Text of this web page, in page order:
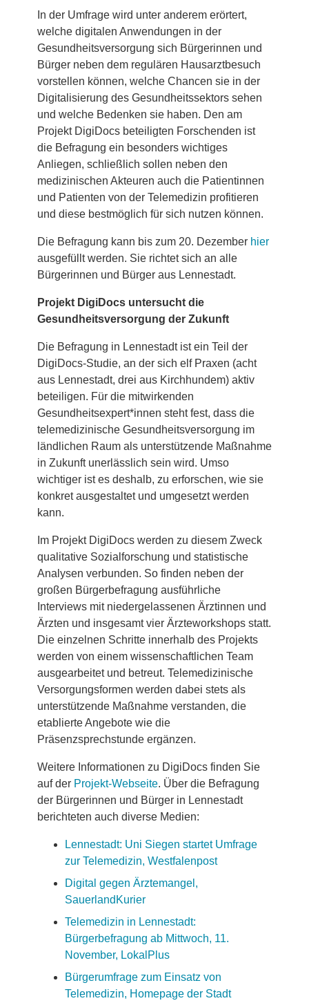
In der Umfrage wird unter anderem erörtert,
welche digitalen Anwendungen in der
Gesundheitsversorgung sich Bürgerinnen und
Bürger neben dem regulären Hausarztbesuch
vorstellen können, welche Chancen sie in der
Digitalisierung des Gesundheitssektors sehen
und welche Bedenken sie haben. Den am
Projekt DigiDocs beteiligten Forschenden ist
die Befragung ein besonders wichtiges
Anliegen, schließlich sollen neben den
medizinischen Akteuren auch die Patientinnen
und Patienten von der Telemedizin profitieren
und diese bestmöglich für sich nutzen können.
Die Befragung kann bis zum 20. Dezember hier
ausgefüllt werden. Sie richtet sich an alle
Bürgerinnen und Bürger aus Lennestadt.
Projekt DigiDocs untersucht die
Gesundheitsversorgung der Zukunft
Die Befragung in Lennestadt ist ein Teil der
DigiDocs-Studie, an der sich elf Praxen (acht
aus Lennestadt, drei aus Kirchhundem) aktiv
beteiligen. Für die mitwirkenden
Gesundheitsexpert*innen steht fest, dass die
telemedizinische Gesundheitsversorgung im
ländlichen Raum als unterstützende Maßnahme
in Zukunft unerlässlich sein wird. Umso
wichtiger ist es deshalb, zu erforschen, wie sie
konkret ausgestaltet und umgesetzt werden
kann.
Im Projekt DigiDocs werden zu diesem Zweck
qualitative Sozialforschung und statistische
Analysen verbunden. So finden neben der
großen Bürgerbefragung ausführliche
Interviews mit niedergelassenen Ärztinnen und
Ärzten und insgesamt vier Ärzteworkshops statt.
Die einzelnen Schritte innerhalb des Projekts
werden von einem wissenschaftlichen Team
ausgearbeitet und betreut. Telemedizinische
Versorgungsformen werden dabei stets als
unterstützende Maßnahme verstanden, die
etablierte Angebote wie die
Präsenzsprechstunde ergänzen.
Weitere Informationen zu DigiDocs finden Sie
auf der Projekt-Webseite. Über die Befragung
der Bürgerinnen und Bürger in Lennestadt
berichteten auch diverse Medien:
Lennestadt: Uni Siegen startet Umfrage
zur Telemedizin, Westfalenpost
Digital gegen Ärztemangel,
SauerlandKurier
Telemedizin in Lennestadt:
Bürgerbefragung ab Mittwoch, 11.
November, LokalPlus
Bürgerumfrage zum Einsatz von
Telemedizin, Homepage der Stadt